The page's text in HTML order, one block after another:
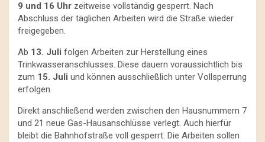
9 und 16 Uhr zeitweise vollständig gesperrt. Nach
Abschluss der täglichen Arbeiten wird die Straße wieder
freigegeben.
Ab 13. Juli folgen Arbeiten zur Herstellung eines
Trinkwasseranschlusses. Diese dauern voraussichtlich bis
zum 15. Juli und können ausschließlich unter Vollsperrung
erfolgen.
Direkt anschließend werden zwischen den Hausnummern 7
und 21 neue Gas-Hausanschlüsse verlegt. Auch hierfür
bleibt die Bahnhofstraße voll gesperrt. Die Arbeiten sollen